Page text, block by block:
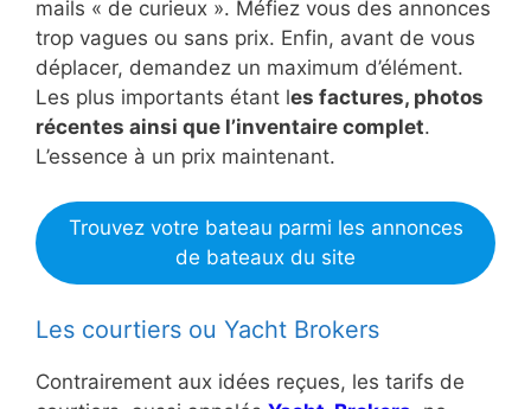
mails « de curieux ». Méfiez vous des annonces
trop vagues ou sans prix. Enfin, avant de vous
déplacer, demandez un maximum d’élément.
Les plus importants étant les factures, photos
récentes ainsi que l’inventaire complet.
L’essence à un prix maintenant.
Trouvez votre bateau parmi les annonces
de bateaux du site
Les courtiers ou Yacht Brokers
Contrairement aux idées reçues, les tarifs de